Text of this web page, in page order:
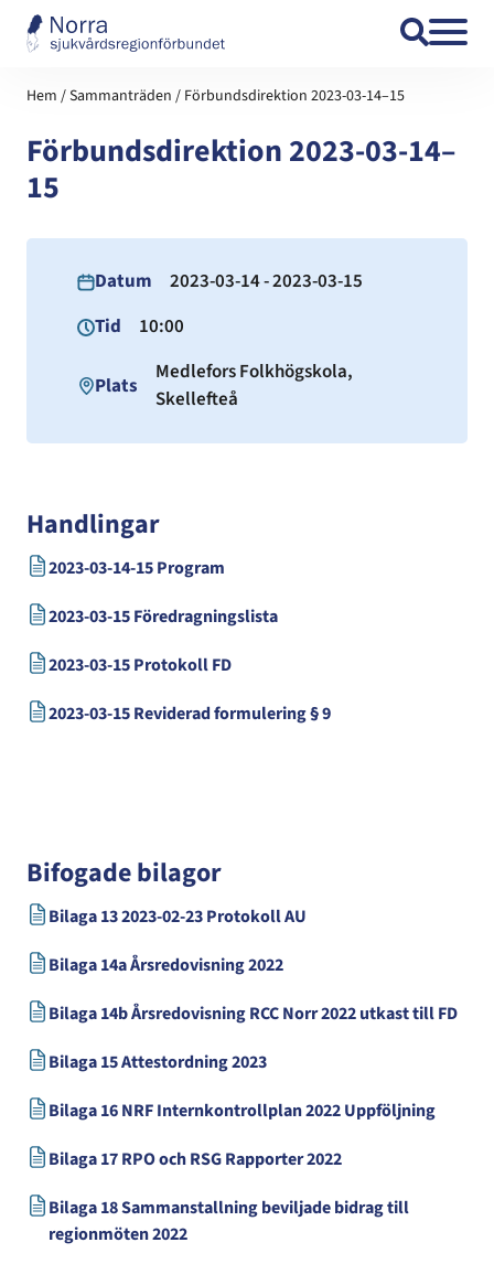
Hem /Sammanträden / Förbundsdirektion 2023-03-14–15
Förbundsdirektion 2023-03-14–
15
Datum
2023-03-14 - 2023-03-15
Tid
10:00
Plats
Medlefors Folkhögskola,
Skellefteå
Handlingar
2023-03-14-15 Program
2023-03-15 Föredragningslista
2023-03-15 Protokoll FD
2023-03-15 Reviderad formulering § 9
Bifogade bilagor
Bilaga 13 2023-02-23 Protokoll AU
Bilaga 14a Årsredovisning 2022
Bilaga 14b Årsredovisning RCC Norr 2022 utkast till FD
Bilaga 15 Attestordning 2023
Bilaga 16 NRF Internkontrollplan 2022 Uppföljning
Bilaga 17 RPO och RSG Rapporter 2022
Bilaga 18 Sammanstallning beviljade bidrag till
regionmöten 2022